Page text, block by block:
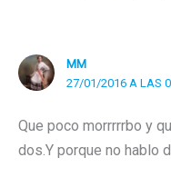
MM
27/01/2016 A LAS
Que poco morrrrrbo y
dos.Y porque no hablo